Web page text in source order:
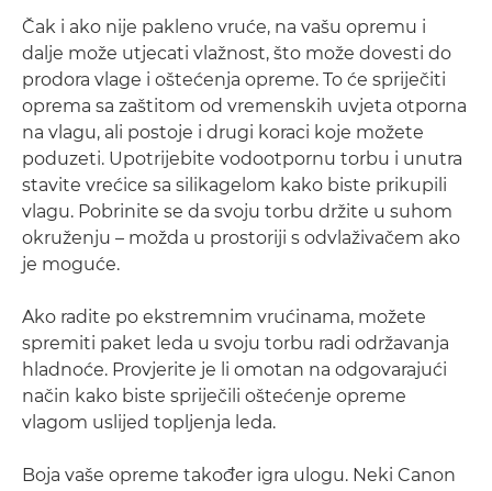
Čak i ako nije pakleno vruće, na vašu opremu i
dalje može utjecati vlažnost, što može dovesti do
prodora vlage i oštećenja opreme. To će spriječiti
oprema sa zaštitom od vremenskih uvjeta otporna
na vlagu, ali postoje i drugi koraci koje možete
poduzeti. Upotrijebite vodootpornu torbu i unutra
stavite vrećice sa silikagelom kako biste prikupili
vlagu. Pobrinite se da svoju torbu držite u suhom
okruženju – možda u prostoriji s odvlaživačem ako
je moguće.
Ako radite po ekstremnim vrućinama, možete
spremiti paket leda u svoju torbu radi održavanja
hladnoće. Provjerite je li omotan na odgovarajući
način kako biste spriječili oštećenje opreme
vlagom uslijed topljenja leda.
Boja vaše opreme također igra ulogu. Neki Canon